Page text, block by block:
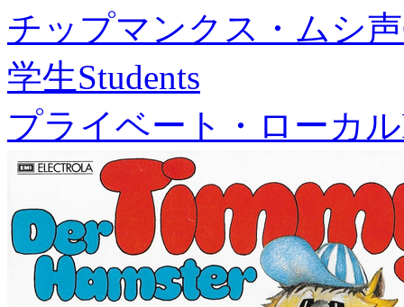
チップマンクス・ムシ声
学生Students
プライベート・ローカル